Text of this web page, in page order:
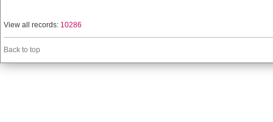
View all records: 10286
Back to top